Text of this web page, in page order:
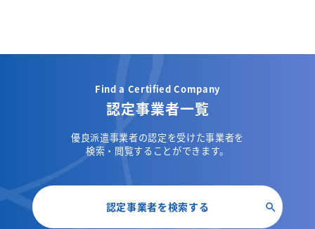
Find a Certified Company
認定事業者一覧
優良派遣事業者の認定を受けた事業者を
検索・閲覧することができます。
認定事業者を検索する